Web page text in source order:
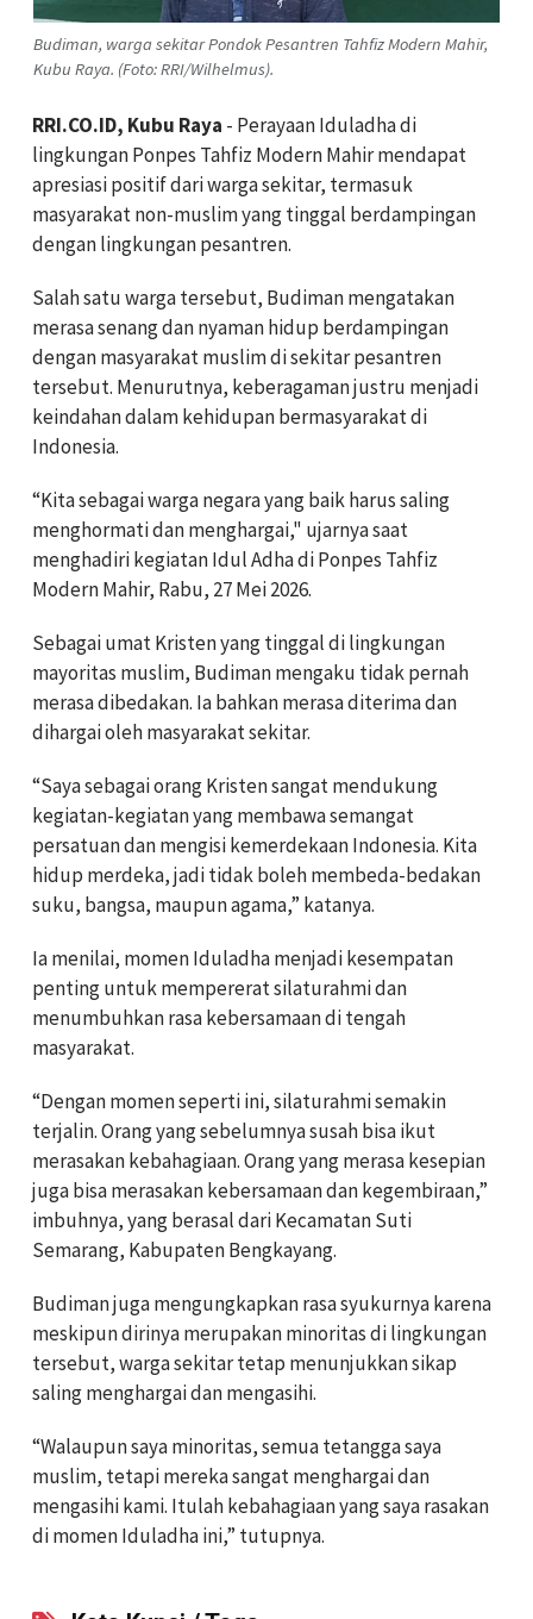
Budiman, warga sekitar Pondok Pesantren Tahfiz Modern Mahir,
Kubu Raya. (Foto: RRI/Wilhelmus).
RRI.CO.ID, Kubu Raya - Perayaan Iduladha di
lingkungan Ponpes Tahfiz Modern Mahir mendapat
apresiasi positif dari warga sekitar, termasuk
masyarakat non-muslim yang tinggal berdampingan
dengan lingkungan pesantren.
Salah satu warga tersebut, Budiman mengatakan
merasa senang dan nyaman hidup berdampingan
dengan masyarakat muslim di sekitar pesantren
tersebut. Menurutnya, keberagaman justru menjadi
keindahan dalam kehidupan bermasyarakat di
Indonesia.
“Kita sebagai warga negara yang baik harus saling
menghormati dan menghargai," ujarnya saat
menghadiri kegiatan Idul Adha di Ponpes Tahfiz
Modern Mahir, Rabu, 27 Mei 2026.
Sebagai umat Kristen yang tinggal di lingkungan
mayoritas muslim, Budiman mengaku tidak pernah
merasa dibedakan. Ia bahkan merasa diterima dan
dihargai oleh masyarakat sekitar.
“Saya sebagai orang Kristen sangat mendukung
kegiatan-kegiatan yang membawa semangat
persatuan dan mengisi kemerdekaan Indonesia. Kita
hidup merdeka, jadi tidak boleh membeda-bedakan
suku, bangsa, maupun agama,” katanya.
Ia menilai, momen Iduladha menjadi kesempatan
penting untuk mempererat silaturahmi dan
menumbuhkan rasa kebersamaan di tengah
masyarakat.
“Dengan momen seperti ini, silaturahmi semakin
terjalin. Orang yang sebelumnya susah bisa ikut
merasakan kebahagiaan. Orang yang merasa kesepian
juga bisa merasakan kebersamaan dan kegembiraan,”
imbuhnya, yang berasal dari Kecamatan Suti
Semarang, Kabupaten Bengkayang.
Budiman juga mengungkapkan rasa syukurnya karena
meskipun dirinya merupakan minoritas di lingkungan
tersebut, warga sekitar tetap menunjukkan sikap
saling menghargai dan mengasihi.
“Walaupun saya minoritas, semua tetangga saya
muslim, tetapi mereka sangat menghargai dan
mengasihi kami. Itulah kebahagiaan yang saya rasakan
di momen Iduladha ini,” tutupnya.